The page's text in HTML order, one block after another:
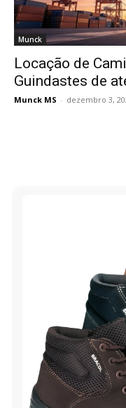
Munck
Locação de
Guindastes de
Munck MS - dezembro 3,